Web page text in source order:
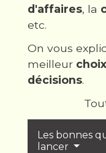
d'affaires, la
etc.
On vous
meilleur choix
décisions.
Les bonnes
lancer